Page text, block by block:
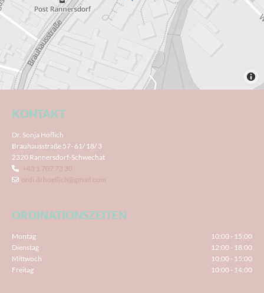
KONTAKT
Dr. Sonja Höflich
Brauhausstraße 57- 61/ 18/ 3
2320 Rannersdorf-Schwechat
 +43 1 707 73 30
 ordi.drhoeflich@gmail.com
ORDINATIONSZEITEN
Montag
10:00 - 15:00
Dienstag
12:00 - 18:00
Mittwoch
10:00 - 15:00
Freitag
10:00 - 14:00